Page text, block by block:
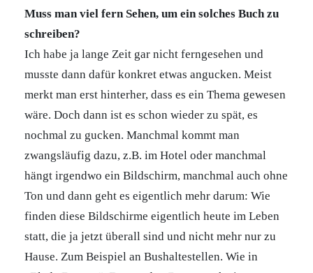
Muss man viel fern Sehen, um ein solches Buch zu
schreiben?
Ich habe ja lange Zeit gar nicht ferngesehen und
musste dann dafür konkret etwas angucken. Meist
merkt man erst hinterher, dass es ein Thema gewesen
wäre. Doch dann ist es schon wieder zu spät, es
nochmal zu gucken. Manchmal kommt man
zwangsläufig dazu, z.B. im Hotel oder manchmal
hängt irgendwo ein Bildschirm, manchmal auch ohne
Ton und dann geht es eigentlich mehr darum: Wie
finden diese Bildschirme eigentlich heute im Leben
statt, die ja jetzt überall sind und nicht mehr nur zu
Hause. Zum Beispiel an Bushaltestellen. Wie in